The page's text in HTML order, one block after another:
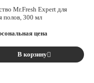
Mr.Fresh Expert для
полов, 300 мл
цена
В корзину